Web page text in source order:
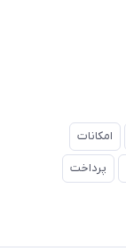
امکانات
پرداخت